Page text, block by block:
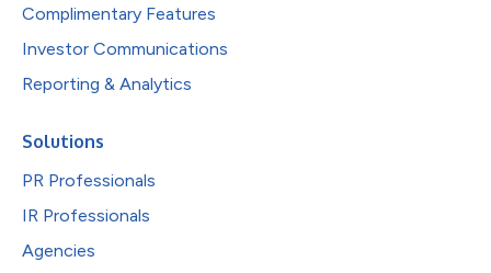
Complimentary Features
Investor Communications
Reporting & Analytics
Solutions
PR Professionals
IR Professionals
Agencies